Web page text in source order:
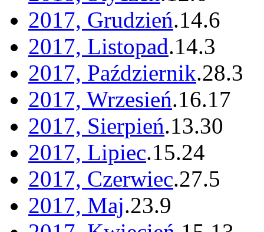
2017, Grudzień.14.6
2017, Listopad.14.3
2017, Październik.28.3
2017, Wrzesień.16.17
2017, Sierpień.13.30
2017, Lipiec.15.24
2017, Czerwiec.27.5
2017, Maj.23.9